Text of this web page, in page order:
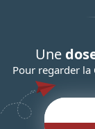
Une
Pour regarder la